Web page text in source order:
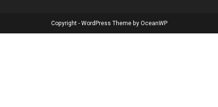
Copyright - WordPress Theme by OceanWP